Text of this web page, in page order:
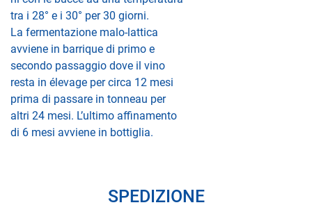
tra i 28° e i 30° per 30 giorni.
La fermentazione malo-lattica
avviene in barrique di primo e
secondo passaggio dove il vino
resta in élevage per circa 12 mesi
prima di passare in tonneau per
altri 24 mesi. L’ultimo affinamento
di 6 mesi avviene in bottiglia.
SPEDIZIONE